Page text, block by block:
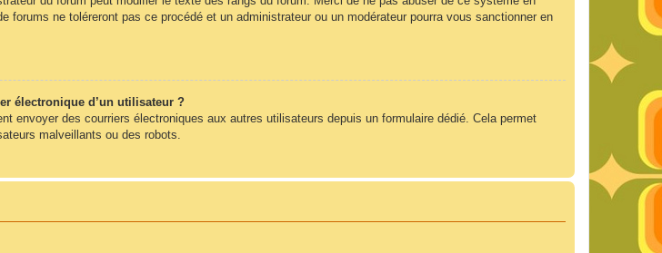
ne toléreront pas ce procédé et un administrateur ou un modérateur pourra vous sanctionner en
électronique d’un utilisateur ?
des courriers électroniques aux autres utilisateurs depuis un formulaire dédié. Cela permet
malveillants ou des robots.